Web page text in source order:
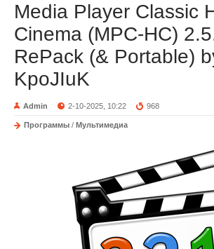
Media Player Classic
Cinema (MPC-HC)
RePack (& Portable)
KpoJIuK
Admin 2-10-2025, 10:22 968
Программы / Мультимедиа